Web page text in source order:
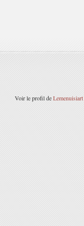
Voir le profil deLemenuisiart